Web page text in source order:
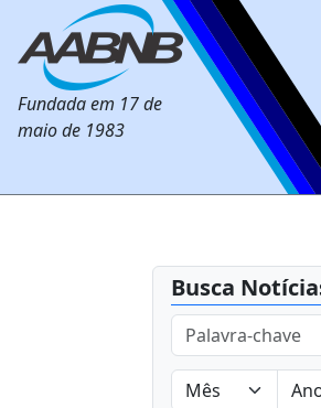
Fundada em 17 de
maio de 1983
Busca